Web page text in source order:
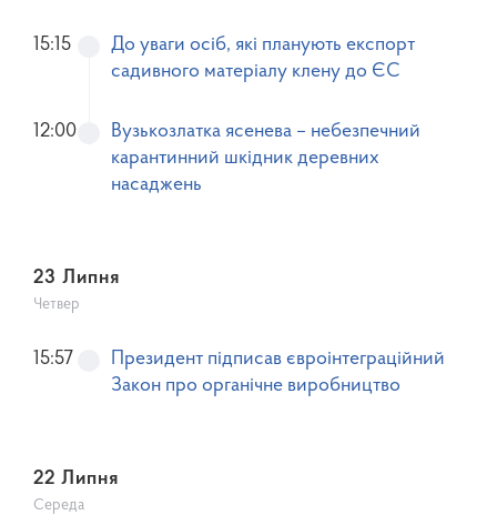
До уваги осіб, які планують експорт
садивного матеріалу клену до ЄС
15:15
Вузькозлатка ясенева – небезпечний
карантинний шкідник деревних
насаджень
12:00
23 Липня
Четвер
Президент підписав євроінтеграційний
Закон про органічне виробництво
15:57
22 Липня
Середа